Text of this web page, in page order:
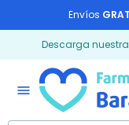
Envíos
Descarga
menu